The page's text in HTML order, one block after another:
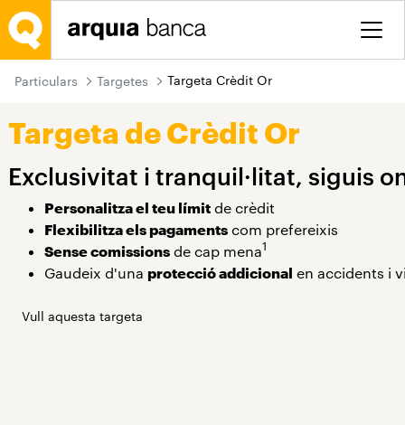
Salta al contingut principal
Particulars Targetes Targeta Crèdit Or
Targeta de Crèdit Or
Exclusivitat i tranquil·litat, siguis
Personalitza el teu límitde crèdit
Flexibilitza els pagamentscom prefereixis
Sense comissionsde cap mena1
Gaudeix d'una protecció addicional en accidents i
Vull aquesta targeta